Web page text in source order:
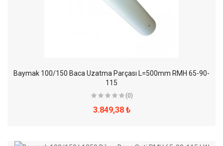
Baymak 100/150 Baca Uzatma Parçası L=500mm RMH 65-90-
115
(0)
3.849,38 ₺